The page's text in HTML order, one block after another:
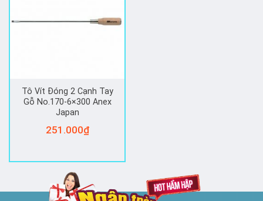
Tô Vít Đóng 2 Cạnh Tay
Gỗ No.170-6×300 Anex
Japan
251.000₫